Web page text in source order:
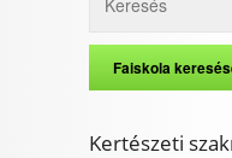
Kertészeti